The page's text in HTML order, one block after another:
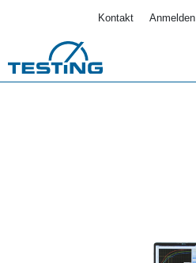
Kontakt Anmelden